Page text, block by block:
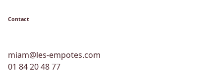
Contact
miam@les-empotes.com
01 84 20 48 77